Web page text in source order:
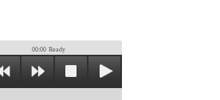
00:00 Ready